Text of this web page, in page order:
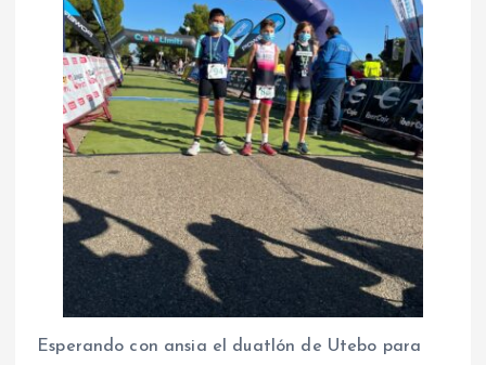
Esperando con ansia el duatlón de Utebo para